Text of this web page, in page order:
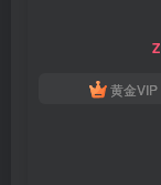
Z
黄金VIP